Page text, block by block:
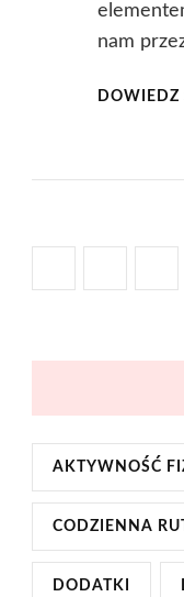
nam
DOWIEDZ
AKTYWNOŚĆ
CODZIENNA
DODATKI